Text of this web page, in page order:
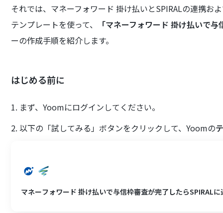
それでは、マネーフォワード 掛け払いとSPIRALの連携お
テンプレートを使って、
「マネーフォワード 掛け払いで
ーの作成手順を紹介します。
はじめる前に
1. まず、Yoomにログインしてください。
2. 以下の「試してみる」ボタンをクリックして、Yoomの
マネーフォワード 掛け払いで与信枠審査が完了したらSPIRAL